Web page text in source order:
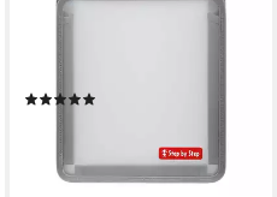
Transparent Organizer (1
Heftschutz
20,99 €
lieferbar - in 2-3 Werktagen bei dir